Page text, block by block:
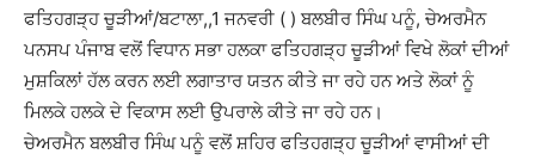
ਫਤਿਹਗੜ੍ਹ ਚੂੜੀਆਂ/ਬਟਾਲਾ,,1 ਜਨਵਰੀ ( ) ਬਲਬੀਰ ਸਿੰਘ ਪਨੂੰ, ਚੇਅਰਮੈਨ
ਪਨਸਪ ਪੰਜਾਬ ਵਲੋਂ ਵਿਧਾਨ ਸਭਾ ਹਲਕਾ ਫਤਿਹਗੜ੍ਹ ਚੂੜੀਆਂ ਵਿਖੇ ਲੋਕਾਂ ਦੀਆਂ
ਮੁਸ਼ਕਿਲਾਂ ਹੱਲ ਕਰਨ ਲਈ ਲਗਾਤਾਰ ਯਤਨ ਕੀਤੇ ਜਾ ਰਹੇ ਹਨ ਅਤੇ ਲੋਕਾਂ ਨੂੰ
ਮਿਲਕੇ ਹਲਕੇ ਦੇ ਵਿਕਾਸ ਲਈ ਉਪਰਾਲੇ ਕੀਤੇ ਜਾ ਰਹੇ ਹਨ।
ਚੇਅਰਮੈਨ ਬਲਬੀਰ ਸਿੰਘ ਪਨੂੰ ਵਲੋਂ ਸ਼ਹਿਰ ਫਤਿਹਗੜ੍ਹ ਚੂੜੀਆਂ ਵਾਸੀਆਂ ਦੀ